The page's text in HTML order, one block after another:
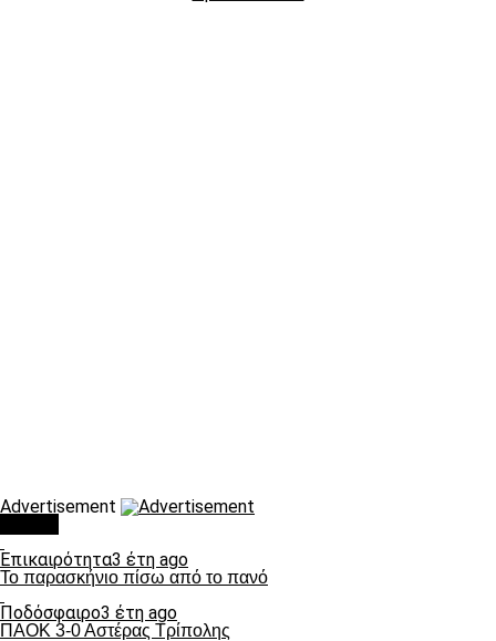
Advertisement
Επικαιρότητα3 έτη ago
Το παρασκήνιο πίσω από το πανό
Ποδόσφαιρο3 έτη ago
ΠΑΟΚ 3-0 Αστέρας Τρίπολης